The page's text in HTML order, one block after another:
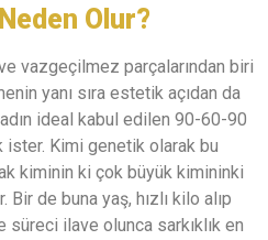
Olur?
vazgeçilmez parçalarından biri
yanı sıra estetik açıdan da
ideal kabul edilen 90-60-90
Kimi genetik olarak bu
kiminin ki çok büyük kimininki
de buna yaş, hızlı kilo alıp
ilave olunca sarkıklık en